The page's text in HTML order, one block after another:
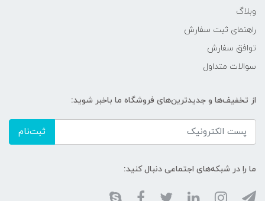
وبلاگ
راهنمای ثبت سفارش
توافق سفارش
سوالات متداول
از تخفیف‌ها و جدیدترین‌های فروشگاه ما باخبر شوید:
ثبت‌نام
ما را در شبکه‌های اجتماعی دنبال کنید: